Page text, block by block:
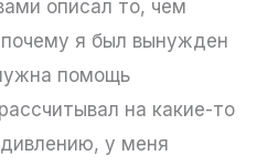
описал то, чем
я был вынужден
помощь
на какие-то
у меня